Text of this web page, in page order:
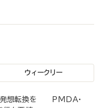
ウィークリー
発想転換を PMDA・